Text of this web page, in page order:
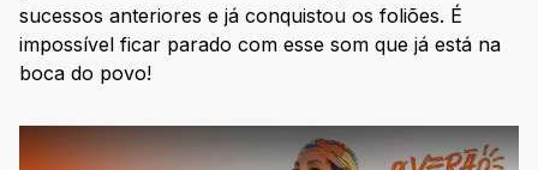
sucessos anteriores e já conquistou os foliões. É
impossível ficar parado com esse som que já está na
boca do povo!